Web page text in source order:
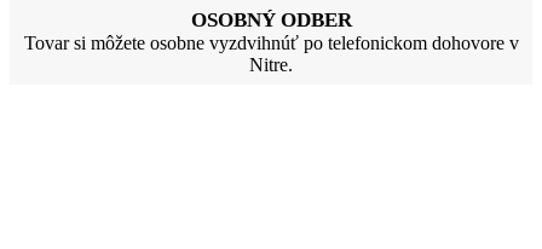
OSOBNÝ ODBER
Tovar si môžete osobne vyzdvihnúť po telefonickom dohovore v
Nitre.